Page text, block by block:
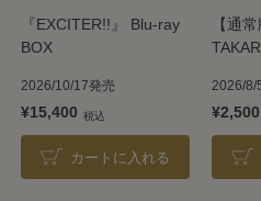
『EXCITER!!』 Blu-ray
BOX
2026/10/17発売
¥15,400
カートに入れる
【通常
2026/8/
¥2,500